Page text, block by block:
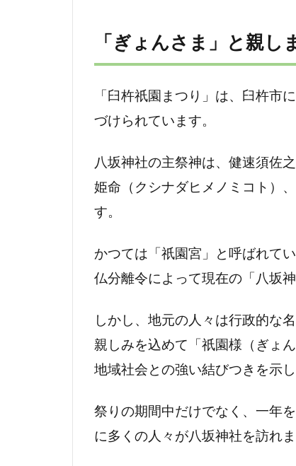
2.1
2025
催期
間と
イベ
ント
一覧
要行
事の
詳細
どこ
ろ
3
の見
ろ徹
「ぎょんさま」と親
「臼杵祇園まつり」は、臼杵市
づけられています。
八坂神社の主祭神は、健速須佐
姫命（クシナダヒメノミコト）
す。
かつては「祇園宮」と呼ばれて
仏分離令によって現在の「八坂
しかし、地元の人々は行政的な
親しみを込めて「祇園様（ぎょ
地域社会との強い結びつきを示し
祭りの期間中だけでなく、一年
に多くの人々が八坂神社を訪れま